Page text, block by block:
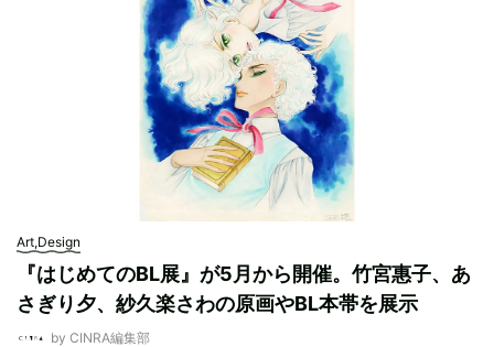
Art,Design
『はじめてのBL展』が5月から開催。竹宮惠子、あ
さぎり夕、紗久楽さわの原画やBL本帯を展示
by CINRA編集部